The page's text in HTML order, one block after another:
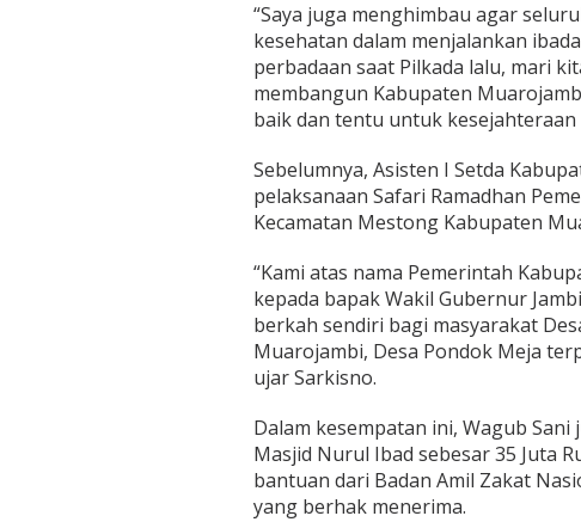
“Saya juga menghimbau agar
kesehatan dalam menjalankan
perbadaan saat Pilkada lalu, mari
membangun Kabupaten
baik dan tentu untuk kesejahteraan
Sebelumnya, Asisten I Setda
pelaksanaan Safari Ramadhan
Kecamatan Mestong Kabupaten
“Kami atas nama Pemerintah
kepada bapak Wakil Gubernur
berkah sendiri bagi masyarakat
Muarojambi, Desa Pondok Meja
ujar Sarkisno.
Dalam kesempatan ini, Wagub
Masjid Nurul Ibad sebesar 35 Juta
bantuan dari Badan Amil Zakat
yang berhak menerima.